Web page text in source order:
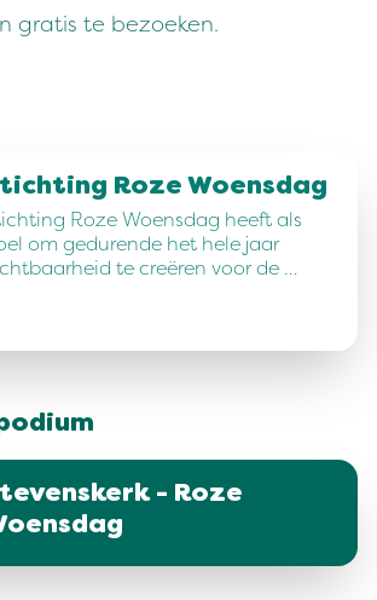
gratis te bezoeken.
Roze Woensdag
Roze Woensdag heeft als
om gedurende het hele jaar
te creëren voor de …
- Roze